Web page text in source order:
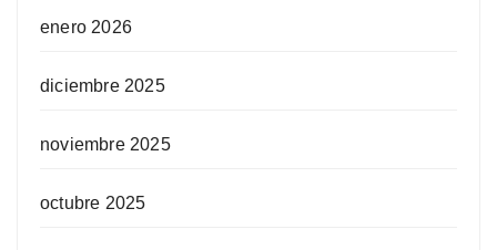
enero 2026
diciembre 2025
noviembre 2025
octubre 2025